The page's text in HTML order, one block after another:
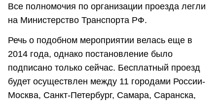
Все полномочия по организации проезда легли
на Министерство Транспорта РФ.
Речь о подобном мероприятии велась еще в
2014 года, однако постановление было
подписано только сейчас. Бесплатный проезд
будет осуществлен между 11 городами России-
Москва, Санкт-Петербург, Самара, Саранска,